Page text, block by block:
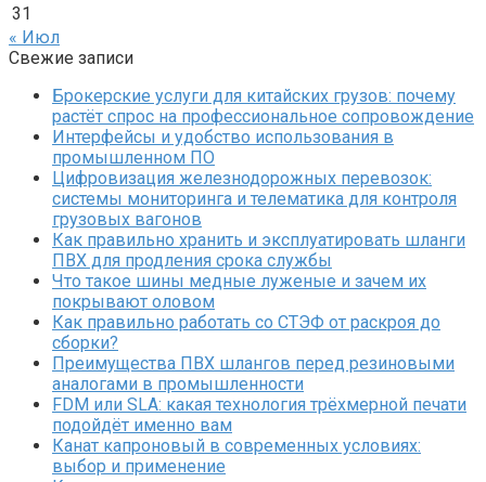
31
« Июл
Свежие записи
Брокерские услуги для китайских грузов: почему
растёт спрос на профессиональное сопровождение
Интерфейсы и удобство использования в
промышленном ПО
Цифровизация железнодорожных перевозок:
системы мониторинга и телематика для контроля
грузовых вагонов
Как правильно хранить и эксплуатировать шланги
ПВХ для продления срока службы
Что такое шины медные луженые и зачем их
покрывают оловом
Как правильно работать со СТЭФ от раскроя до
сборки?
Преимущества ПВХ шлангов перед резиновыми
аналогами в промышленности
FDM или SLA: какая технология трёхмерной печати
подойдёт именно вам
Канат капроновый в современных условиях:
выбор и применение